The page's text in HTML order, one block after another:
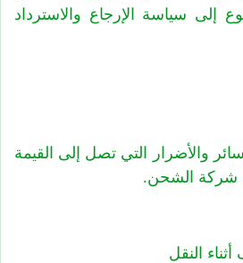
إلى سياسة الإرجاع والاسترداد
والأضرار التي تصل إلى القيمة
شركة الشحن.